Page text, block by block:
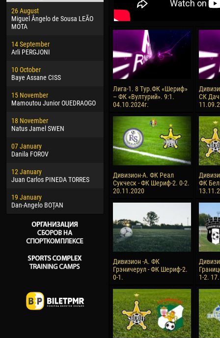
26 August
Miguel Ângelo de Sousa LEÃO
MOTA
14 September
Arli PERGJONI
10 October
Baye Assane CISS
15 November
Mamoutou Junior OUEDRAOGO
18 November
Natus Jamel SWEN
07 January
Danila FOROV
12 January
Juan Carlos PINEDA TORRES
19 January
Dan-Angelo BOȚAN
30 January
Dhoraso Moreo KLAS
24 February
Vladislav COSTIN
02 March
Veaceslav COZMA
09 March
Emmanuel AFETSE
Jayder Moreno ASPRILLA
22 March
Samba KONÉ
26 March
Vitor Hugo Morais de OLIVEIRA
28 March
04
13
15
24
10
15
17
Лига-1. 8 Тур.ФК «Шериф»
– ФК «Вултурий». 9:1.
04.10.2024г.
СК
Дивизион-А. ФК Реал
Сукческ - ФК Шериф-2. 0-2.
20.11.2020
ФК
Дивизион -А. ФК
Грэничерул - ФК Шериф-2.
0-1.
1-2.